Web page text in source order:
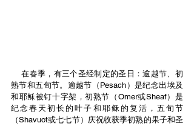
    在春季，有三个圣经制定的圣日：逾越节、初
熟节和五旬节。逾越节（Pesach）是纪念出埃及
和耶稣被钉十字架，初熟节（Omer或Sheaf）是
纪念春天初长的叶子和耶稣的复活，五旬节
（Shavuot或七七节）庆祝收获季初熟的果子和圣